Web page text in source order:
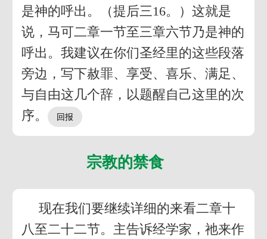
是神的呼出。（提后三16。）这就是
说，马可二章一节至三章六节乃是神的
呼出。我建议在你们圣经里的这些段落
旁边，写下赦罪、享受、喜乐、满足、
与自由这几个辞，以题醒自己这里的次
序。
宗教的禁食
现在我们要继续详细的来看二章十
八至二十二节。主告诉经学家，祂来作